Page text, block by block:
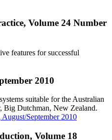
Volume 24 Number
features for successful
2010
suitable for the Australian
Big Dutchman, New Zealand.
September 2010
Volume 18